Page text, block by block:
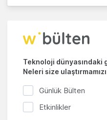
Teknoloji dünyasındaki
Neleri size
Günlük Bülten
Etkinlikler